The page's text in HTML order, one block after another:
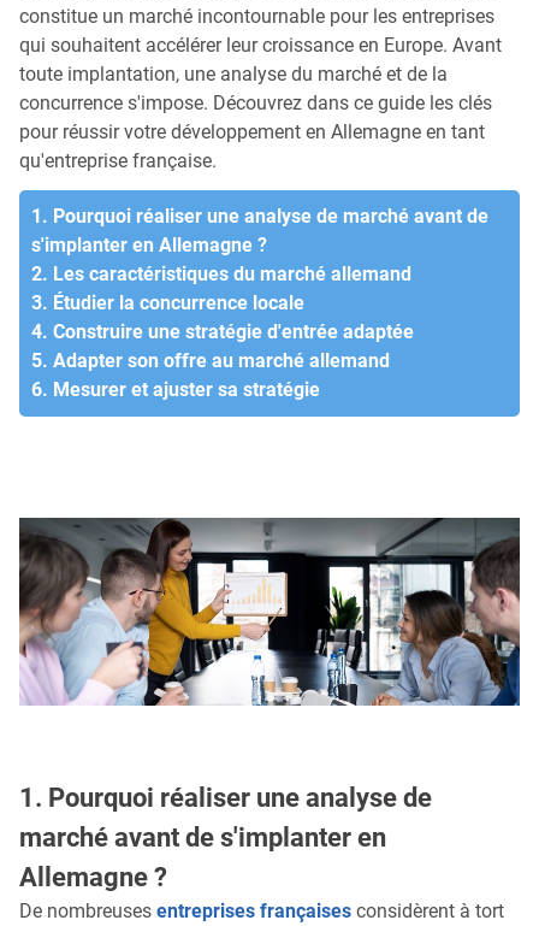
constitue un marché incontournable pour les entreprises
qui souhaitent accélérer leur croissance en Europe. Avant
toute implantation, une analyse du marché et de la
concurrence s'impose. Découvrez dans ce guide les clés
pour réussir votre développement en Allemagne en tant
qu'entreprise française.
1. Pourquoi réaliser une analyse de marché avant de
s'implanter en Allemagne ?
2. Les caractéristiques du marché allemand
3. Étudier la concurrence locale
4. Construire une stratégie d'entrée adaptée
5. Adapter son offre au marché allemand
6. Mesurer et ajuster sa stratégie
1. Pourquoi réaliser une analyse de
marché avant de s'implanter en
Allemagne ?
De nombreuses entreprises françaises considèrent à tort